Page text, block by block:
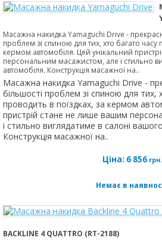
Масажна накидка Yamaguchi Drive -
проблем зі спиною для тих, хто багато часу
кермом автомобіля. Цей унікальний
персональним масажистом, але і стильно
автомобіля. Конструкція масажної на..
Масажна накидка Yamaguchi Drive -
більшості проблем зі спиною для тих,
проводить в поїздках, за кермом
пристрій стане не лише вашим
і стильно виглядатиме в салоні
Конструкція масажної на..
Ціна: 6 856 грн.
Немає в
BACKLINE 4 QUATTRO (RT-2188)